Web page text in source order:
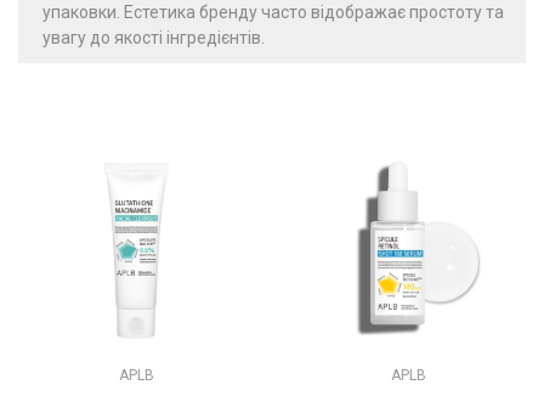
упаковки. Естетика бренду часто відображає простоту та
увагу до якості інгредієнтів.
APLB APLB